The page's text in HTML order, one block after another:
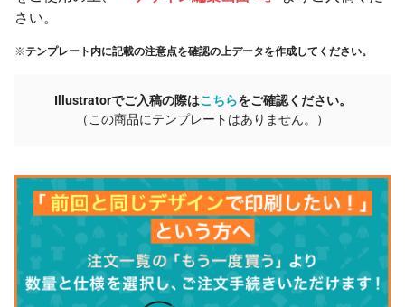
さい。
※テンプレート内に記載の注意点を確認の上データを作成してください。
Illustratorでご入稿の際はこちらをご確認ください。
（この商品にテンプレートはありません。）